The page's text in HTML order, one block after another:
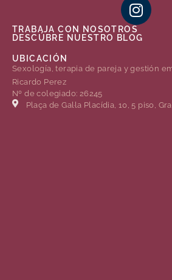
TRABAJA CON NOSOTROS
DESCÚBRE NUESTRO BLOG
UBICACIÓN
Sexología, terapia de pareja y gestión
Ricardo Perez
Nº de colegiado: 26245
Plaça de Gal·la Placídia, 10, 5 piso,